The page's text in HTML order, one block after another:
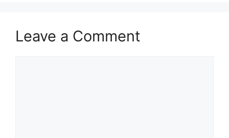
Leave a Comment